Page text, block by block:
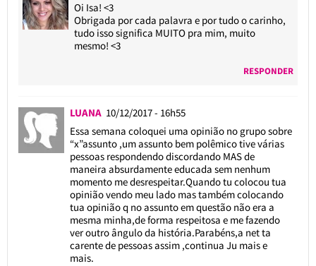
Oi Isa! <3
Obrigada por cada palavra e por tudo o carinho,
tudo isso significa MUITO pra mim, muito
mesmo! <3
RESPONDER
LUANA 10/12/2017 - 16h55
Essa semana coloquei uma opinião no grupo sobre
“x”assunto ,um assunto bem polêmico tive várias
pessoas respondendo discordando MAS de
maneira absurdamente educada sem nenhum
momento me desrespeitar.Quando tu colocou tua
opinião vendo meu lado mas também colocando
tua opinião q no assunto em questão não era a
mesma minha,de forma respeitosa e me fazendo
ver outro ângulo da história.Parabéns,a net ta
carente de pessoas assim ,continua Ju mais e
mais.